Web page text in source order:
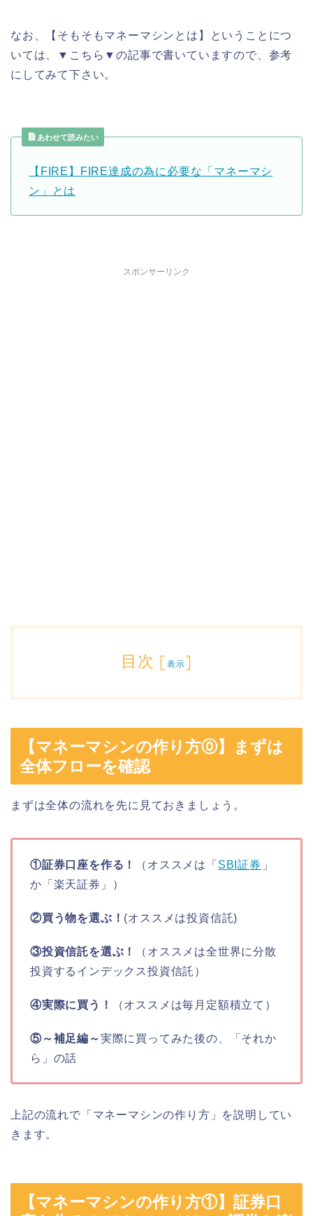
なお、【そもそもマネーマシンとは】ということにつ
いては、▼こちら▼の記事で書いていますので、参考
にしてみて下さい。
あわせて読みたい
【FIRE】FIRE達成の為に必要な「マネーマシ
ン」とは
スポンサーリンク
目次 [表示]
【マネーマシンの作り方⓪】まずは
全体フローを確認
まずは全体の流れを先に見ておきましょう。
①証券口座を作る！ （オススメは「 SBI証券 」
か「楽天証券」）
②買う物を選ぶ！ (オススメは投資信託)
③投資信託を選ぶ！
（オススメは全世界に分散
投資するインデックス投資信託）
④実際に買う！ （オススメは毎月定額積立て）
⑤～補足編～実際に買ってみた後の、「それか
ら」の話
上記の流れで「マネーマシンの作り方」を説明してい
きます。
【マネーマシンの作り方①】証券口